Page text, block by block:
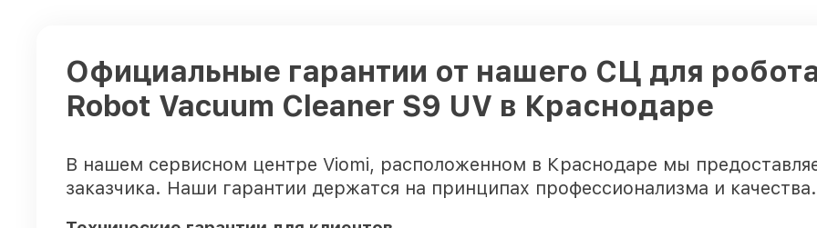
Официальные гарантии от нашего СЦ для
Robot Vacuum Cleaner S9 UV в Краснодаре
В нашем сервисном центре Viomi, расположенном в Краснодаре мы
заказчика. Наши гарантии держатся на принципах профессионализма и качества.